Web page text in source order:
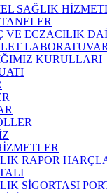
SAĞLIK
VE ECZACILIK
KURULLARI
RAPOR
SİGORTASI